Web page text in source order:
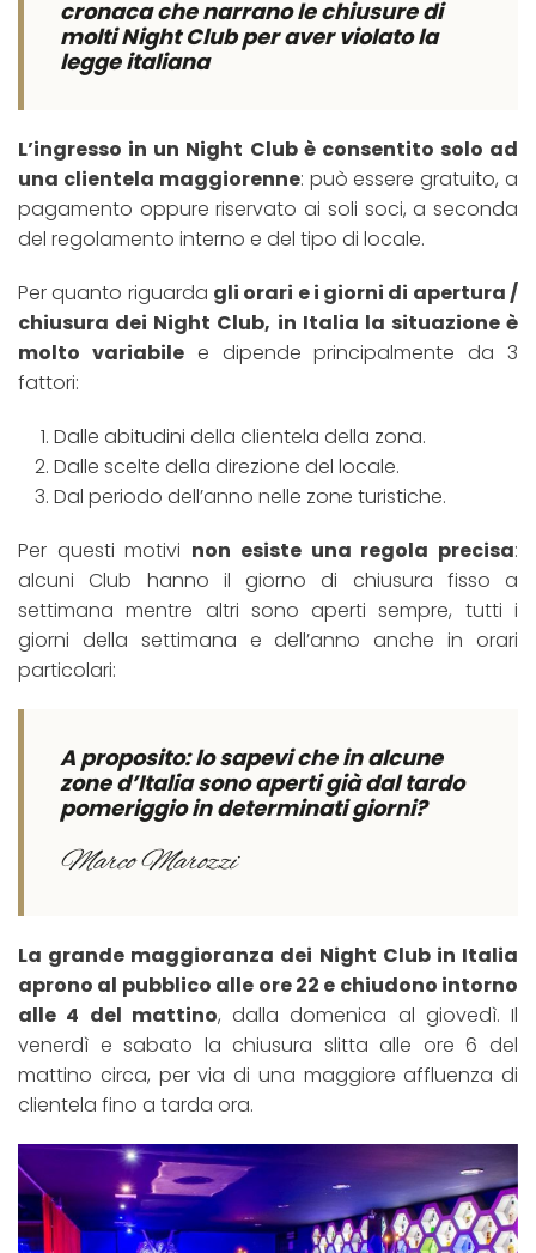
cronaca che narrano le chiusure di
molti Night Club per aver violato la
legge italiana
L’ingresso in un Night Club è consentito solo ad
una clientela maggiorenne: può essere gratuito, a
pagamento oppure riservato ai soli soci, a seconda
del regolamento interno e del tipo di locale.
Per quanto riguarda gli orari e i giorni di apertura /
chiusura dei Night Club, in Italia la situazione è
molto variabilee dipende principalmente da 3
fattori:
Dalle abitudini della clientela della zona.
Dalle scelte della direzione del locale.
Dal periodo dell’anno nelle zone turistiche.
Per questi motivi non esiste una regola precisa:
alcuni Club hanno il giorno di chiusura fisso a
settimana mentre altri sono aperti sempre, tutti i
giorni della settimana e dell’anno anche in orari
particolari:
A proposito: lo sapevi che in alcune
zone d’Italia sono aperti già dal tardo
pomeriggio in determinati giorni?
Marco Marozzi
La grande maggioranza dei Night Club in Italia
aprono al pubblico alle ore 22 e chiudono intorno
alle 4 del mattino, dalla domenica al giovedì. Il
venerdì e sabato la chiusura slitta alle ore 6 del
mattino circa, per via di una maggiore affluenza di
clientela fino a tarda ora.